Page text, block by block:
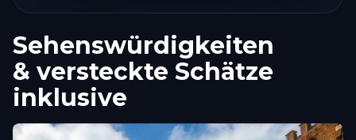
Sehenswürdigkeiten
& versteckte Schätze
inklusive